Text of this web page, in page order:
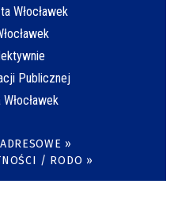
Włocławek
Publicznej
»
/ RODO »